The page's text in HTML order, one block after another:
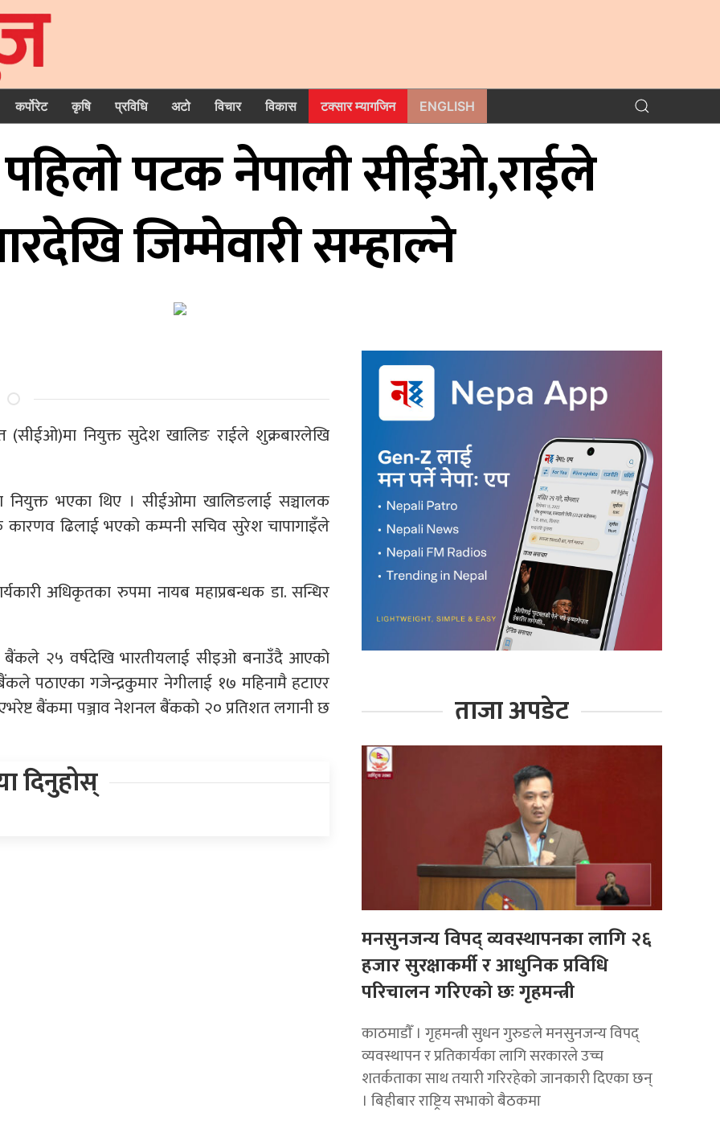
कर्पोरेट कृषि प्रविधि अटो विचार विकास टक्सार म्यागजिन ENGLISH
पटक नेपाली सीईओ,राईले
जिम्मेवारी सम्हाल्ने
(सीईओ)मा नियुक्त सुदेश खालिङ राईले शुक्रबारलेखि
भएका थिए । सीईओमा खालिङलाई सञ्चालक
कारणव ढिलाई भएको कम्पनी सचिव सुरेश चापागाइँले
अधिकृतका रुपमा नायब महाप्रबन्धक डा. सन्धिर
२५ वर्षदेखि भारतीयलाई सीइओ बनाउँदै आएको
पठाएका गजेन्द्रकुमार नेगीलाई १७ महिनामै हटाएर
बैंकमा पञ्जाव नेशनल बैंकको २० प्रतिशत लगानी छ
दिनुहोस्
ताजा अपडेट
मनसुनजन्य विपद् व्यवस्थापनका लागि २६
हजार सुरक्षाकर्मी र आधुनिक प्रविधि
परिचालन गरिएको छः गृहमन्त्री
काठमाडाैँ । गृहमन्त्री सुधन गुरुङले मनसुनजन्य विपद्
व्यवस्थापन र प्रतिकार्यका लागि सरकारले उच्च
शतर्कताका साथ तयारी गरिरहेको जानकारी दिएका छन्
। बिहीबार राष्ट्रिय सभाको बैठकमा